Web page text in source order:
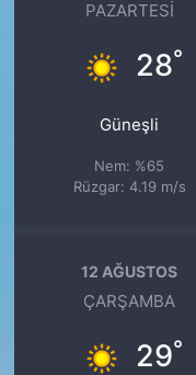
PAZARTESI
28°
Güneşli
Nem: %65
Rüzgar: 4.19 m/s
12 AĞUSTOS
ÇARŞAMBA
29°